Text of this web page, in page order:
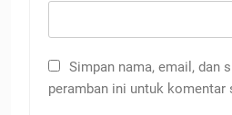
Simpan nama, email, dan
peramban ini untuk komentar